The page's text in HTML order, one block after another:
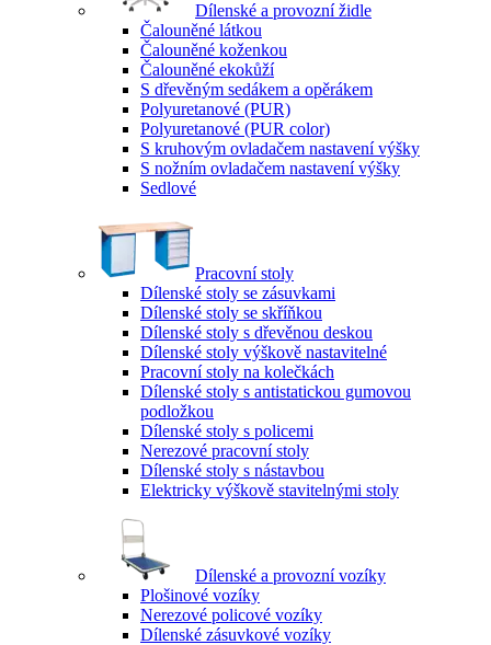
Dílenské a provozní židle
Čalouněné látkou
Čalouněné koženkou
Čalouněné ekokůží
S dřevěným sedákem a opěrákem
Polyuretanové (PUR)
Polyuretanové (PUR color)
S kruhovým ovladačem nastavení výšky
S nožním ovladačem nastavení výšky
Sedlové
Pracovní stoly
Dílenské stoly se zásuvkami
Dílenské stoly se skříňkou
Dílenské stoly s dřevěnou deskou
Dílenské stoly výškově nastavitelné
Pracovní stoly na kolečkách
Dílenské stoly s antistatickou gumovou
podložkou
Dílenské stoly s policemi
Nerezové pracovní stoly
Dílenské stoly s nástavbou
Elektricky výškově stavitelnými stoly
Dílenské a provozní vozíky
Plošinové vozíky
Nerezové policové vozíky
Dílenské zásuvkové vozíky